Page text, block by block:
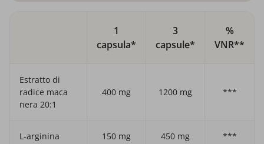
1
capsula*
3
capsule*
%
VNR**
Estratto di
radice maca
nera 20:1
400 mg 1200 mg ***
L-arginina 150 mg 450 mg ***